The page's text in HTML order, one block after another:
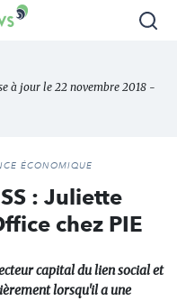
à jour le 22 novembre 2018 -
ÉCONOMIQUE
: Juliette
chez PIE
capital du lien social et
lorsqu'il a une